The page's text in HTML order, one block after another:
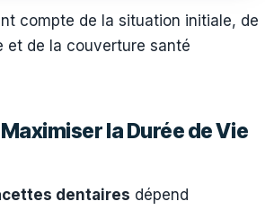
compte de la situation initiale, de
et de la couverture santé
la Durée de Vie
dentaires dépend